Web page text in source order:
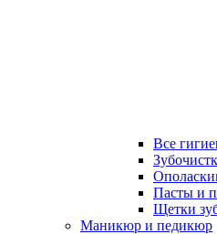
Все
Пасты и
Щетки
Маникюр и педикюр